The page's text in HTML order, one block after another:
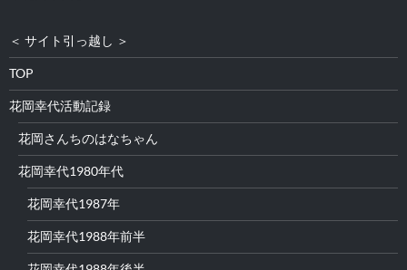
＜ サイト引っ越し ＞
TOP
花岡幸代活動記録
花岡さんちのはなちゃん
花岡幸代1980年代
花岡幸代1987年
花岡幸代1988年前半